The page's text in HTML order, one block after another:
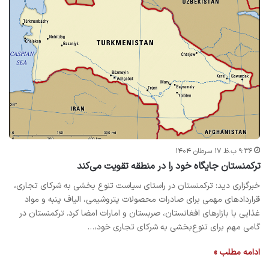
۹:۳۶ ب.ظ ۱۷ سرطان ۱۴۰۴
ترکمنستان جایگاه خود را در منطقه تقویت می‌کند
خبرگزاری دید: ترکمنستان در راستای سیاست تنوع‌ بخشی به شرکای تجاری،
قراردادهای مهمی برای صادرات محصولات پتروشیمی، الیاف پنبه و مواد
غذایی با بازارهای افغانستان، صربستان و امارات امضا کرد. ترکمنستان در
گامی مهم برای تنوع‌بخشی به شرکای تجاری خود،…
ادامه مطلب »